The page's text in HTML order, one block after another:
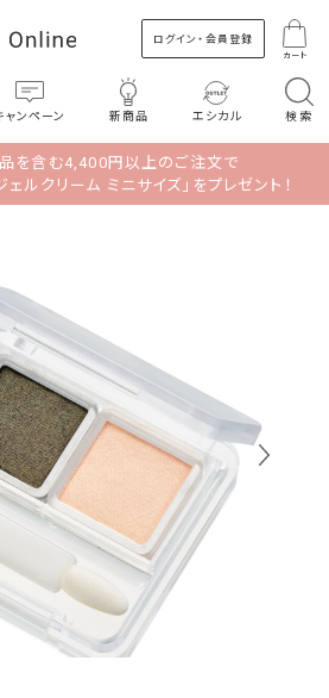
ログイン・会員登録
カート
ャンペーン 新商品 エシカル 検索
を含む4,400円以上のご注文で
ルクリーム ミニサイズ」をプレゼント！